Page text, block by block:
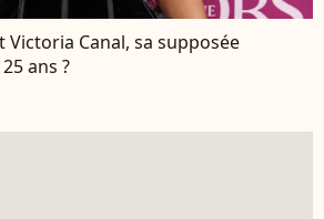
Victoria Canal, sa supposée
ans ?